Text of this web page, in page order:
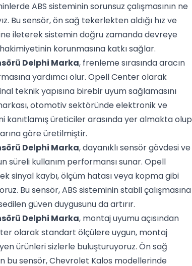
ABS sisteminin sorunsuz çalışmasının ne
Bu sensör, ön sağ tekerlekten aldığı hız ve
ileterek sistemin doğru zamanda devreye
korunmasına katkı sağlar.
Delphi Marka, frenleme sırasında aracın
yardımcı olur. Opell Center olarak
teknik yapısına birebir uyum sağlamasını
otomotiv sektöründe elektronik ve
kanıtlamış üreticiler arasında yer almakta olup
göre üretilmiştir.
Delphi Marka, dayanıklı sensör gövdesi ve
süreli kullanım performansı sunar. Opell
sinyal kaybı, ölçüm hatası veya kopma gibi
Bu sensör, ABS sisteminin stabil çalışmasına
güven duygusunu da artırır.
Delphi Marka, montaj uyumu açısından
olarak standart ölçülere uygun, montaj
ürünleri sizlerle buluşturuyoruz. Ön sağ
bu sensör, Chevrolet Kalos modellerinde